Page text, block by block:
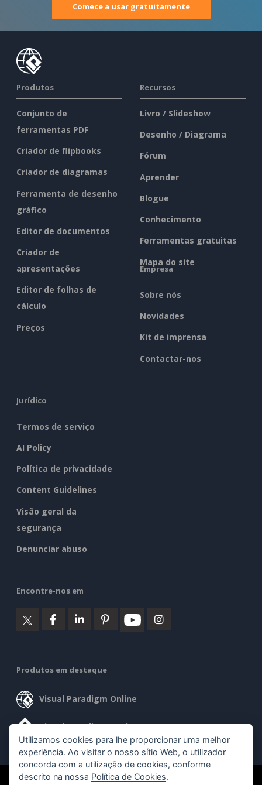
Comece a usar gratuitamente
Produtos
Conjunto de
ferramentas PDF
Criador de flipbooks
Criador de diagramas
Ferramenta de desenho
gráfico
Editor de documentos
Criador de
apresentações
Editor de folhas de
cálculo
Preços
Recursos
Livro / Slideshow
Desenho / Diagrama
Fórum
Aprender
Blogue
Conhecimento
Ferramentas gratuitas
Mapa do site
Empresa
Sobre nós
Novidades
Kit de imprensa
Contactar-nos
Jurídico
Termos de serviço
AI Policy
Política de privacidade
Content Guidelines
Visão geral da
segurança
Denunciar abuso
Encontre-nos em
Produtos em destaque
Visual Paradigm Online
Visual Paradigm Desktop
Utilizamos cookies para lhe proporcionar uma melhor
experiência. Ao visitar o nosso sítio Web, o utilizador
concorda com a utilização de cookies, conforme
descrito na nossa Política de Cookies.